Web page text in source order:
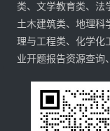
类、文学教育类、法
土木建筑类、地理科
理与工程类、化学化
业开题报告资源查询